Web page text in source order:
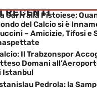
RECENTI
Sarri alla Pistoiese:
del Calcio si è
– Amicizie, Tifosi e
Il Trabzonspor
Domani
Istanbul
Pedrola: la